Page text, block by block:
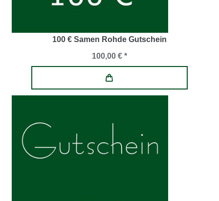
100 € Samen Rohde Gutschein
100,00 € *